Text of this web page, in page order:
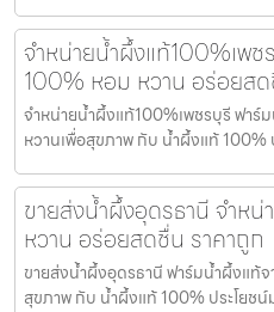
จำหน่ายน้ำผึ้งแท้100%เพ
100% หอม หวาน อร่อยส
จำหน่ายน้ำผึ้งแท้100%เพชรบุรี ฟาร์
หวานเพื่อสุขภาพ กับ น้ำผึ้งแท้ 100%
ขายส่งน้ำผึ้งอุดรธานี จำห
หวาน อร่อยสดชื่น ราคาถูก
ขายส่งน้ำผึ้งอุดรธานี ฟาร์มน้ำผึ้งแท้
สุขภาพ กับ น้ำผึ้งแท้ 100% ประโยช